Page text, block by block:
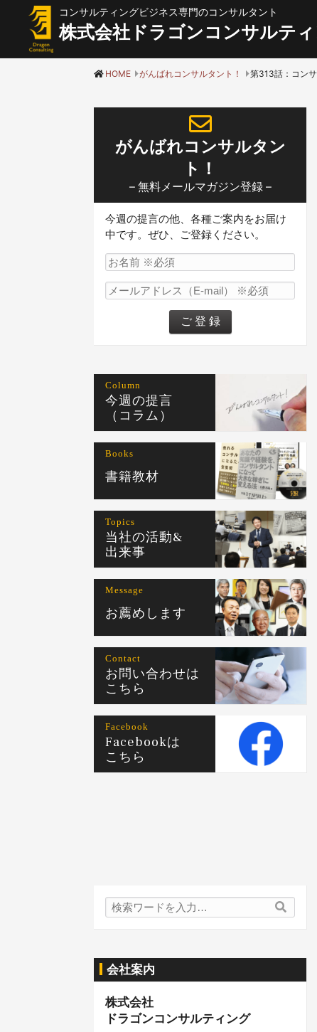
コンサルティングビジネス専門のコンサルタント
株式会社ドラゴンコンサルテ
HOME がんばれコンサルタント！
がんばれコンサルタン
ト！
– 無料メールマガジン登録 –
今週の提言の他、各種ご案内をお届け
中です。ぜひ、ご登録ください。
Column
今週の提言
（コラム）
Books
書籍教材
Topics
当社の活動&
出来事
Message
お薦めします
Contact
お問い合わせは
こちら
Facebook
Facebookは
こちら
検
索
会社案内
株式会社
ドラゴンコンサルティング